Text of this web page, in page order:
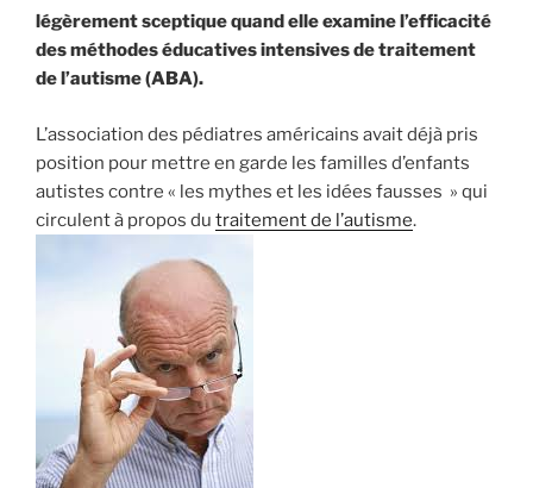
ABA
n’est
ni
scientifique
! »
légèrement sceptique quand elle examine l’efficacité
des méthodes éducatives intensives de traitement
de l’autisme (ABA).
L’association des pédiatres américains avait déjà pris
position pour mettre en garde les familles d’enfants
autistes contre « les mythes et les idées fausses » qui
circulent à propos du traitement de l’autisme.